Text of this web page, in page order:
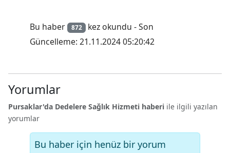
Bu haber 872
kez okundu - Son
Güncelleme: 21.11.2024 05:20:42
Yorumlar
Pursaklar'da Dedelere Sağlık Hizmeti haberi ile ilgili yazılan
yorumlar
Bu haber için henüz bir yorum